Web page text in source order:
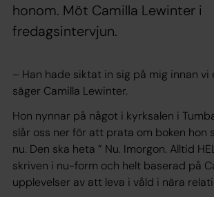
honom. Möt Camilla Lewinter i
fredagsintervjun.
– Han hade siktat in sig på mig innan vi
säger Camilla Lewinter.
Hon nynnar på något i kyrksalen i
slår oss ner för att prata om boken hon
nu. Den ska heta ” Nu. Imorgon. Alltid
skriven i nu-form och helt baserad på
upplevelser av att leva i våld i nära